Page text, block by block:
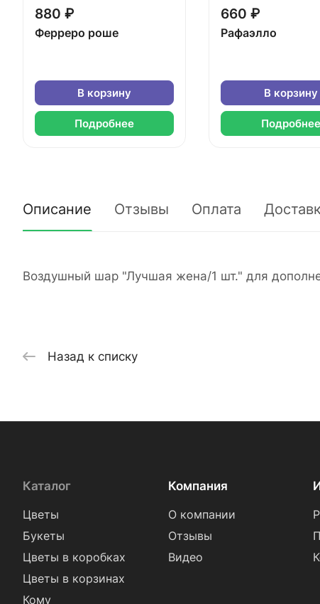
880 ₽
Ферреро роше
В корзину
Подробнее
660 ₽
Рафаэлло
В корзину
Подробнее
Описание Отзывы Оплата
Воздушный шар "Лучшая жена/1 шт." для
Назад к списку
Каталог
Цветы
Букеты
Цветы в коробках
Цветы в корзинах
Кому
Компания
О компании
Отзывы
Видео